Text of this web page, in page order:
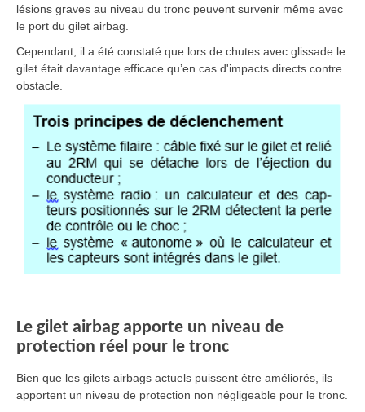
lésions graves au niveau du tronc peuvent survenir même avec
le port du gilet airbag.
Cependant, il a été constaté que lors de chutes avec glissade le
gilet était davantage efficace qu’en cas d'impacts directs contre
obstacle.
Le gilet airbag apporte un niveau de
protection réel pour le tronc
Bien que les gilets airbags actuels puissent être améliorés, ils
apportent un niveau de protection non négligeable pour le tronc.